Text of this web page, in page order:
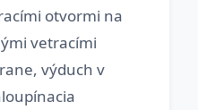
otvormi na
vetracími
výduch v